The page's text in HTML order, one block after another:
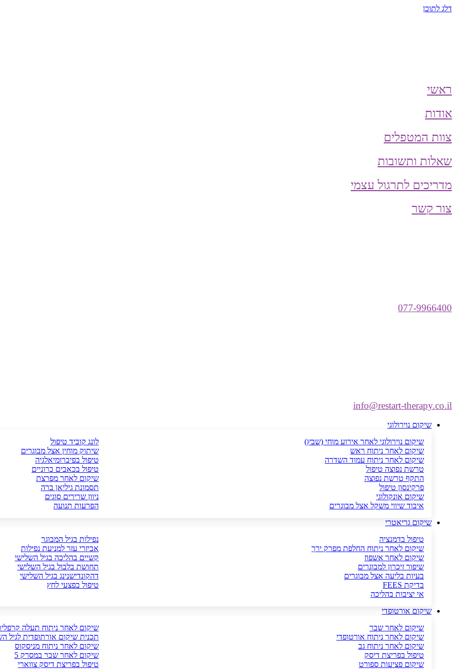
דלג לתוכן
ראשי
אודות
צוות המטפלים
שאלות ותשובות
מדריכים לתרגול עצמי
צור קשר
077-9966400
info@restart-therapy.co.il
שיקום נוירולוגי
שיקום נוירולוגי לאחר אירוע מוחי (שבץ)
שיקום לאחר ניתוח ראש
שיקום לאחר ניתוח עמוד השדרה
טרשת נפוצה טיפול
התקף טרשת נפוצה
פרקינסון טיפול
שיקום אונקולוגי
איבוד שיווי משקל אצל מבוגרים
לונג קוביד טיפול
שיתוק מוחין אצל מבוגרים
טיפול בפיברומיאלגיה
טיפול בכאבים כרוניים
שיקום לאחר מפרצת
תסמונת גיליאן ברה
ניוון שרירים סוגים
הפרעות תנועה
שיקום גריאטרי
טיפול בדמנציה
שיקום לאחר ניתוח החלפת מפרק ירך
שיקום לאחר אשפוז
שיפור זיכרון למבוגרים
בעיות בליעה אצל מבוגרים
בדיקת FEES
אי יציבות בהליכה
נפילות בגיל המבוגר
אביזרי עזר למניעת נפילות
קשיים בהליכה בגיל השלישי
תחושת בלבול בגיל השלישי
דהקונדישנינג בגיל השלישי
טיפול בפצעי לחץ
שיקום אורטופדי
שיקום לאחר שבר
שיקום לאחר ניתוח אורטופדי
שיקום לאחר ניתוח גב
טיפול בפריצת דיסק
שיקום פציעות ספורט
שיקום לאחר ניתוח תעלה
תכנית שיקום אורתופדית לגיל
שיקום לאחר ניתוח מניסקוס
שיקום לאחר שבר במסרק 5
טיפול בפריצת דיסק צווארי